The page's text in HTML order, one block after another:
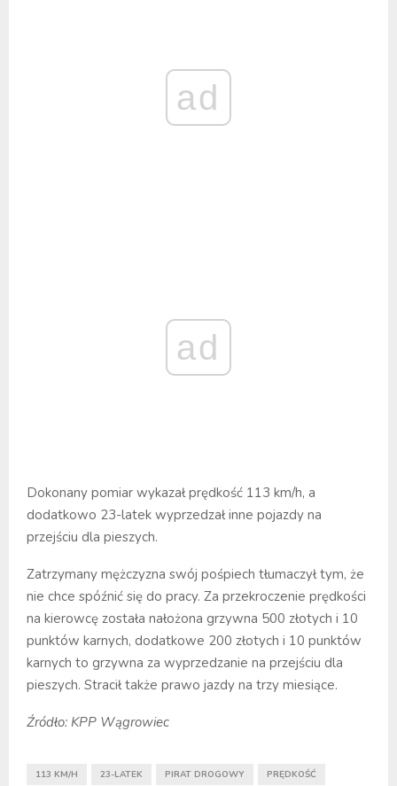
ad
ad
Dokonany pomiar wykazał prędkość 113 km/h, a
dodatkowo 23-latek wyprzedzał inne pojazdy na
przejściu dla pieszych.
Zatrzymany mężczyzna swój pośpiech tłumaczył tym, że
nie chce spóźnić się do pracy. Za przekroczenie prędkości
na kierowcę została nałożona grzywna 500 złotych i 10
punktów karnych, dodatkowe 200 złotych i 10 punktów
karnych to grzywna za wyprzedzanie na przejściu dla
pieszych. Stracił także prawo jazdy na trzy miesiące.
Źródło: KPP Wągrowiec
113 KM/H 23-LATEK PIRAT DROGOWY PRĘDKOŚĆ